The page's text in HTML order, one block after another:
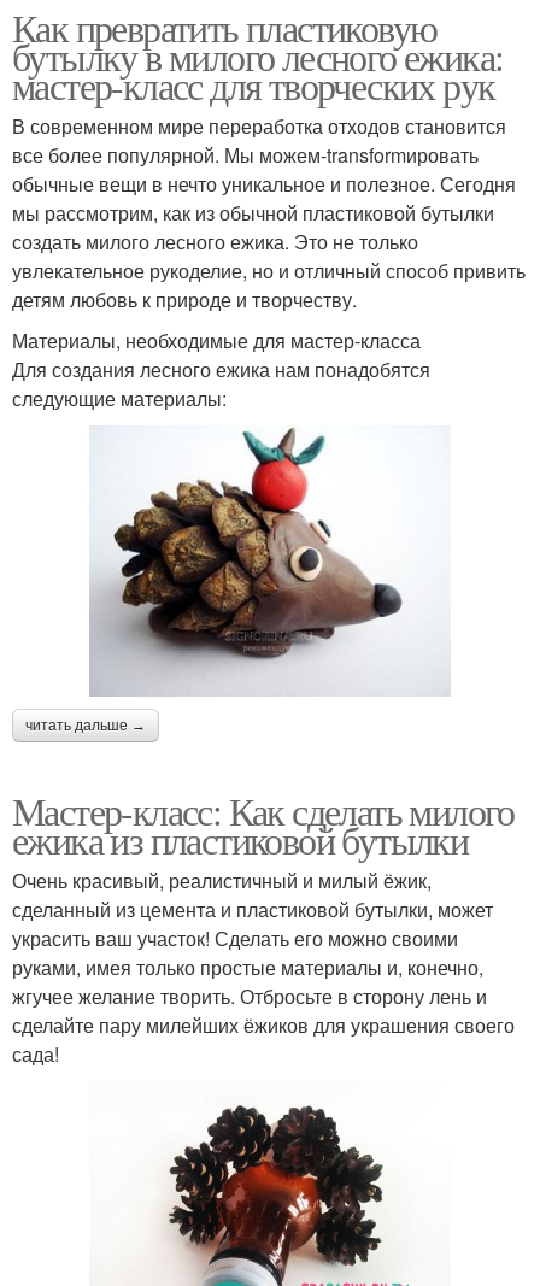
Как превратить пластиковую
бутылку в милого лесного ежика:
мастер-класс для творческих рук
В современном мире переработка отходов становится
все более популярной. Мы можем-transformировать
обычные вещи в нечто уникальное и полезное. Сегодня
мы рассмотрим, как из обычной пластиковой бутылки
создать милого лесного ежика. Это не только
увлекательное рукоделие, но и отличный способ привить
детям любовь к природе и творчеству.
Материалы, необходимые для мастер-класса
Для создания лесного ежика нам понадобятся
следующие материалы:
читать дальше →
Мастер-класс: Как сделать милого
ежика из пластиковой бутылки
Очень красивый, реалистичный и милый ёжик,
сделанный из цемента и пластиковой бутылки, может
украсить ваш участок! Сделать его можно своими
руками, имея только простые материалы и, конечно,
жгучее желание творить. Отбросьте в сторону лень и
сделайте пару милейших ёжиков для украшения своего
сада!